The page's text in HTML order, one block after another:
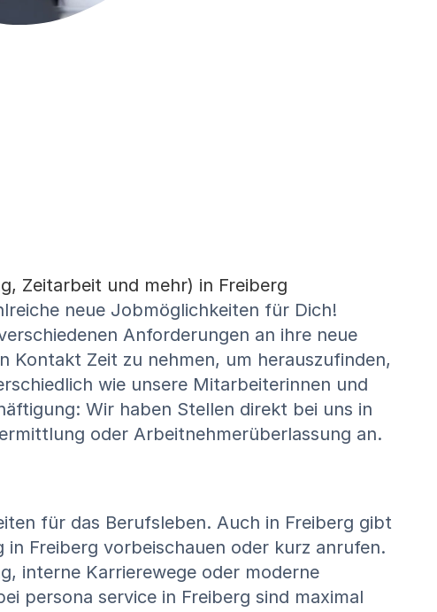
Zeitarbeit und mehr) in Freiberg
neue Jobmöglichkeiten für Dich!
Anforderungen an ihre neue
Kontakt Zeit zu nehmen, um herauszufinden,
wie unsere Mitarbeiterinnen und
Wir haben Stellen direkt bei uns in
oder Arbeitnehmerüberlassung an.
für das Berufsleben. Auch in Freiberg gibt
Freiberg vorbeischauen oder kurz anrufen.
interne Karrierewege oder moderne
persona service in Freiberg sind maximal